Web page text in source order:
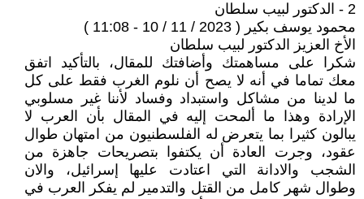
2 - الدكتور لبيب سلطان
محمود يوسف بكير ( 2023 / 11 / 10 - 11:08 )
الأخ العزيز الدكتور لبيب سلطان
شكرا ‏على مساهمتك وأضافتك للمقال، بالتأكيد اتفق
معك تماما في أنه لا يصح أن نلوم الغرب فقط على كل
ما لدينا من مشاكل واستبداد وفساد لأننا غير مسلوبي
الإرادة وهذا ما ألمحت إليه في المقال بأن العرب لا
يبالون كثيرا بما يتعرض له الفلسطنيون من امتهان طوال
عقود، وجرت العادة أن يكتفوا بتصريحات جاهزة من
الشجب والادانة التي اعتادت عليها إسرائيل، والان
وطوال شهر كامل من القتل والتدمير لم يفكر العرب في